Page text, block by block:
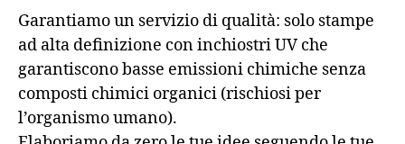
Garantiamo un servizio di qualità: solo stampe
ad alta definizione con inchiostri UV che
garantiscono basse emissioni chimiche senza
composti chimici organici (rischiosi per
l’organismo umano).